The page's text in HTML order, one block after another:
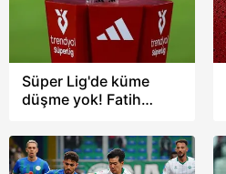
Süper Lig'de küme
düşme yok! Fatih
Gençlerbirliği'ni devirdi